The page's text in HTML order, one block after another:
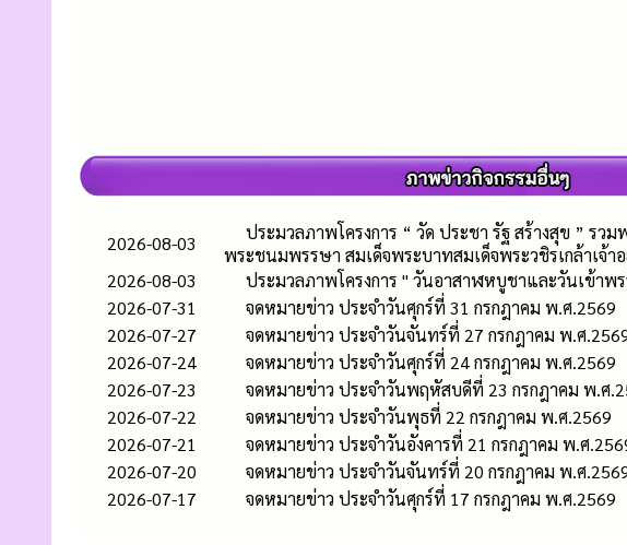
2026-08-03
ประมวลภาพโครงการ “ วัด ประชา รัฐ สร้างสุข ” รว
พระชนมพรรษา สมเด็จพระบาทสมเด็จพระวชิรเกล้าเจ้า
2026-08-03
ประมวลภาพโครงการ " วันอาสาฬหบูชาและวันเข้าพ
2026-07-31
จดหมายข่าว ประจำวันศุกร์ที่ 31 กรกฎาคม พ.ศ.2569
2026-07-27
จดหมายข่าว ประจำวันจันทร์ที่ 27 กรกฎาคม พ.ศ
2026-07-24
จดหมายข่าว ประจำวันศุกร์ที่ 24 กรกฎาคม พ.ศ.2569
2026-07-23
จดหมายข่าว ประจำวันพฤหัสบดีที่ 23 กรกฎาคม พ.ศ
2026-07-22
จดหมายข่าว ประจำวันพุธที่ 22 กรกฎาคม พ.ศ.2569
2026-07-21
จดหมายข่าว ประจำวันอังคารที่ 21 กรกฎาคม พ.ศ
2026-07-20
จดหมายข่าว ประจำวันจันทร์ที่ 20 กรกฎาคม พ.ศ
2026-07-17
จดหมายข่าว ประจำวันศุกร์ที่ 17 กรกฎาคม พ.ศ.2569